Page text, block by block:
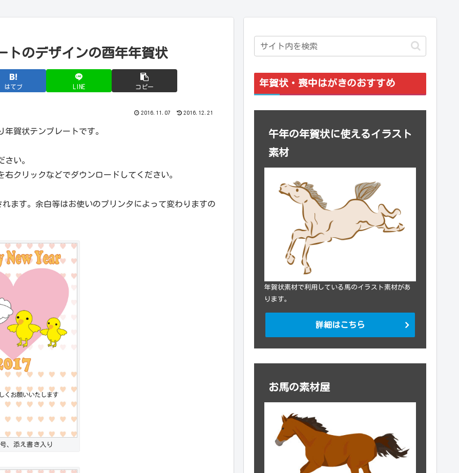
トのデザインの酉年年賀状
はてブ LINE コピー
2016.11.07 2016.12.21
賀状テンプレートです。
い。
クリックなどでダウンロードしてください。
ます。余白等はお使いのプリンタによって変わりますの
、添え書き入り
年賀状・喪中はがきのおすすめ
午年の年賀状に使えるイラスト
素材
年賀状素材で利用している馬のイラスト素材があ
ります。
詳細はこちら
お馬の素材屋